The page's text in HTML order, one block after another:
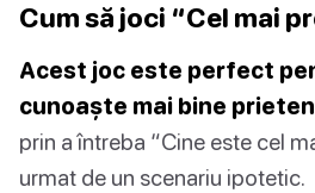
Cum să joci “Cel mai
Acest joc este perfect
cunoaște mai bine
prin a întreba “Cine este cel
urmat de un scenariu ipotetic.